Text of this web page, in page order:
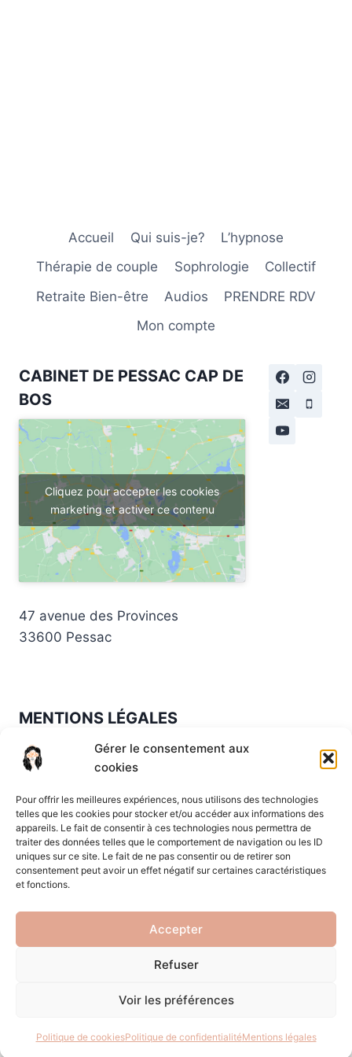
Gérer le consentement aux
cookies
Pour offrir les meilleures expériences, nous utilisons des technologies
telles que les cookies pour stocker et/ou accéder aux informations des
appareils. Le fait de consentir à ces technologies nous permettra de
traiter des données telles que le comportement de navigation ou les ID
uniques sur ce site. Le fait de ne pas consentir ou de retirer son
consentement peut avoir un effet négatif sur certaines caractéristiques
et fonctions.
Accepter
Refuser
Voir les préférences
Politique de cookiesPolitique de confidentialitéMentions légales
Accueil Qui suis-je?
L’hypnose
Thérapie de couple
Sophrologie
Collectif
Retraite Bien-être
Audios
PRENDRE RDV
Mon compte
CABINET DE PESSAC CAP DE
BOS
Cliquez pour accepter les cookies
marketing et activer ce contenu
47 avenue des Provinces
33600 Pessac
MENTIONS LÉGALES
Mentions légales ·Politique de confidentialité
CGV
Lundi à vendredi : 9h à 19h30
Samedi : 9h à 16h
07 88 29 79 53
© 2026 Hypnose - Sophrologie -Thérapie de
Kadence WP